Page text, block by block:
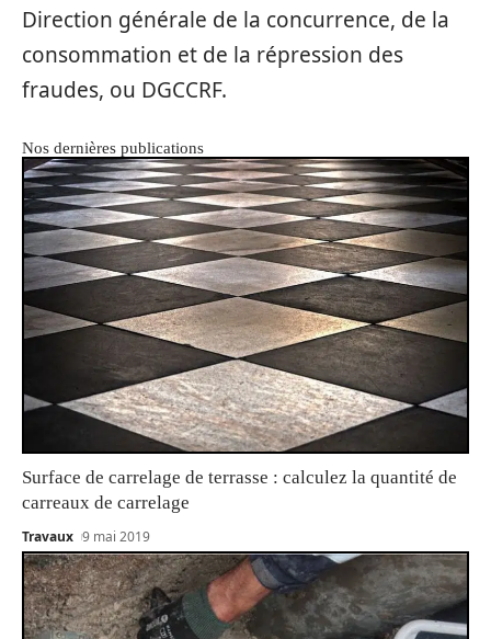
Direction générale de la concurrence, de la
consommation et de la répression des
fraudes, ou DGCCRF.
Nos dernières publications
Surface de carrelage de terrasse : calculez la quantité de
carreaux de carrelage
Travaux 9 mai 2019